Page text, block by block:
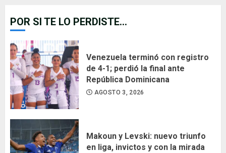
POR SI TE LO PERDISTE...
Venezuela terminó con registro
de 4-1; perdió la final ante
República Dominicana
AGOSTO 3, 2026
Makoun y Levski: nuevo triunfo
en liga, invictos y con la mirada